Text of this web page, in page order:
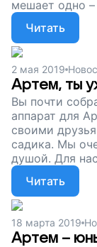
мешает одно
аппараты,
собираем на
Читать
2 мая 2019
Артем, ты
Вы почти
аппарат для
своими
садика. Мы
душой. Для
борется с
Сейчас мы
на оба уха.
наш проект!
Читать
18 марта 2019
Артем –